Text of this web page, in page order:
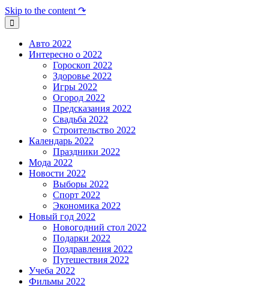
Skip to the content ↷
Авто 2022
Интересно о 2022
Гороскоп 2022
Здоровье 2022
Игры 2022
Огород 2022
Предсказания 2022
Свадьба 2022
Строительство 2022
Календарь 2022
Праздники 2022
Мода 2022
Новости 2022
Выборы 2022
Спорт 2022
Экономика 2022
Новый год 2022
Новогодний стол 2022
Подарки 2022
Поздравления 2022
Путешествия 2022
Учеба 2022
Фильмы 2022